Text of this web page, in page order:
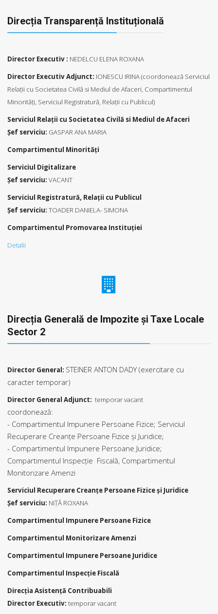
Direcția Transparență Instituțională
Director Executiv : NEDELCU ELENA ROXANA
Director Executiv Adjunct: IONESCU IRINA (coordonează Serviciul
Relaţii cu Societatea Civilă si Mediul de Afaceri, Compartimentul
Minorităţi, Serviciul Registratură, Relaţii cu Publicul)
Serviciul Relaţii cu Societatea Civilă si Mediul de Afaceri
Şef serviciu: GASPAR ANA MARIA
Compartimentul Minorităţi
Serviciul Digitalizare
Şef serviciu: VACANT
Serviciul Registratură, Relații cu Publicul
Șef serviciu: TOADER DANIELA- SIMONA
Compartimentul Promovarea Instituţiei
Detalii
Direcția Generală de Impozite şi Taxe Locale
Sector 2
Director General: STEINER ANTON DADY (exercitare cu
caracter temporar)
Director General Adjunct: temporar vacant
coordonează:
- Compartimentul Impunere Persoane Fizice; Serviciul
Recuperare Creanţe Persoane Fizice şi Juridice;
- Compartimentul Impunere Persoane Juridice;
Compartimentul Inspecţie Fiscală, Compartimentul
Monitorizare Amenzi
Serviciul Recuperare Creanţe Persoane Fizice şi Juridice
Şef serviciu: NIŢĂ ROXANA
Compartimentul Impunere Persoane Fizice
Compartimentul Monitorizare Amenzi
Compartimentul Impunere Persoane Juridice
Compartimentul Inspecţie Fiscală
Direcţia Asistenţă Contribuabili
Director Executiv: temporar vacant